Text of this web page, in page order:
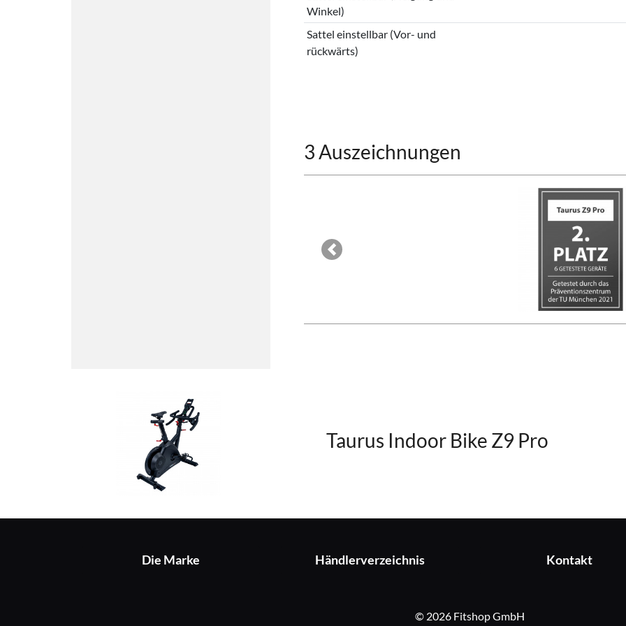
Winkel)
Sattel einstellbar (Vor- und
rückwärts)
3 Auszeichnungen
Previous
Taurus Indoor Bike Z9 Pro
Die Marke Händlerverzeichnis Kontakt
© 2026 Fitshop GmbH